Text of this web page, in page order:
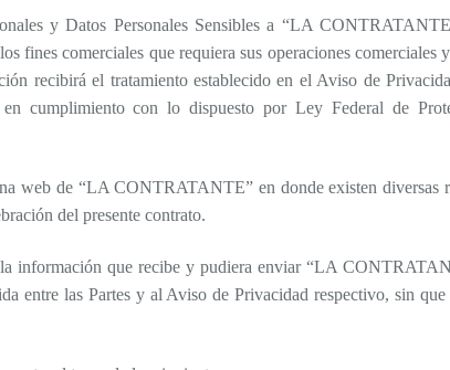
y Datos Personales Sensibles a “LA
fines comerciales que requiera sus operaciones
recibirá el tratamiento establecido en el Aviso de
en cumplimiento con lo dispuesto por Ley Federal de
web de “LA CONTRATANTE” en donde existen diversas
del presente contrato.
información que recibe y pudiera enviar “LA
entre las Partes y al Aviso de Privacidad respectivo, sin